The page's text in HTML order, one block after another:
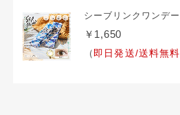
シーブリンクワンデー
￥1,650
（即日発送/送料無料